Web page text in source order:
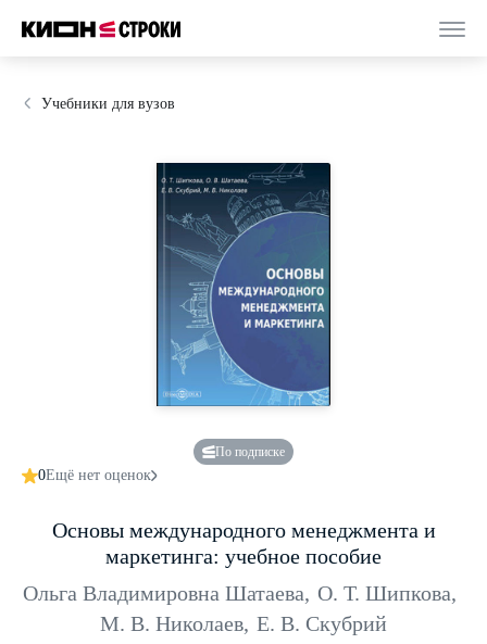
Учебники для вузов
По подписке
0Ещё нет оценок
Основы международного менеджмента и
маркетинга: учебное пособие
Ольга Владимировна Шатаева, О. Т. Шипкова,
М. В. Николаев, Е. В. Скубрий